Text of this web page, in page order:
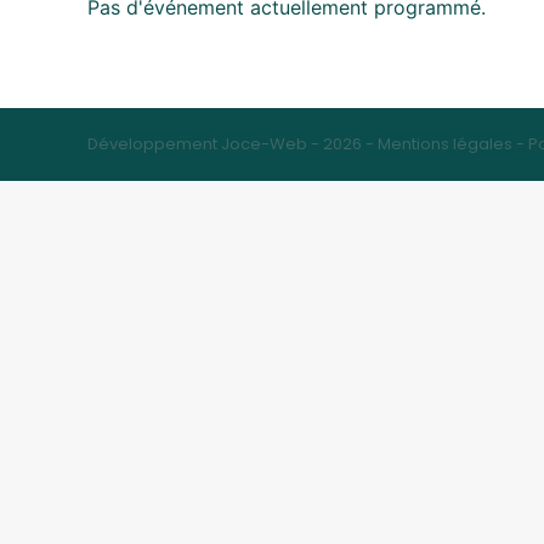
Pas d'événement actuellement programmé.
Développement Joce-Web - 2026 - Mentions légales -